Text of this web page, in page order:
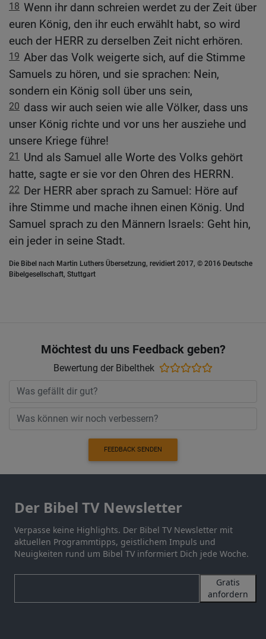
18 Wenn ihr dann schreien werdet zu der Zeit über
euren König, den ihr euch erwählt habt, so wird
euch der HERR zu derselben Zeit nicht erhören.
19 Aber das Volk weigerte sich, auf die Stimme
Samuels zu hören, und sie sprachen: Nein,
sondern ein König soll über uns sein,
20 dass wir auch seien wie alle Völker, dass uns
unser König richte und vor uns her ausziehe und
unsere Kriege führe!
21
Und als Samuel alle Worte des Volks gehört
hatte, sagte er sie vor den Ohren des HERRN.
22 Der HERR aber sprach zu Samuel: Höre auf
ihre Stimme und mache ihnen einen König. Und
Samuel sprach zu den Männern Israels: Geht hin,
ein jeder in seine Stadt.
Die Bibel nach Martin Luthers Übersetzung, revidiert 2017, © 2016 Deutsche
Bibelgesellschaft, Stuttgart
Möchtest du uns Feedback geben?
Bewertung der Bibelthek
FEEDBACK SENDEN
Der Bibel TV Newsletter
Verpasse keine Highlights. Der Bibel TV Newsletter mit
aktuellen Programmtipps, geistlichem Impuls und
Neuigkeiten rund um Bibel TV informiert Dich jede Woche.
Gratis
anfordern